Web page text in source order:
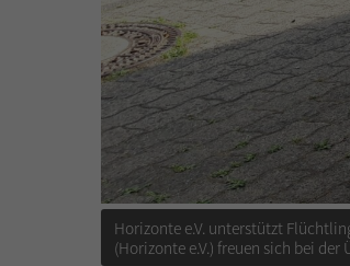
Horizonte e.V. unterstützt
(Horizonte e.V.) freuen sich bei